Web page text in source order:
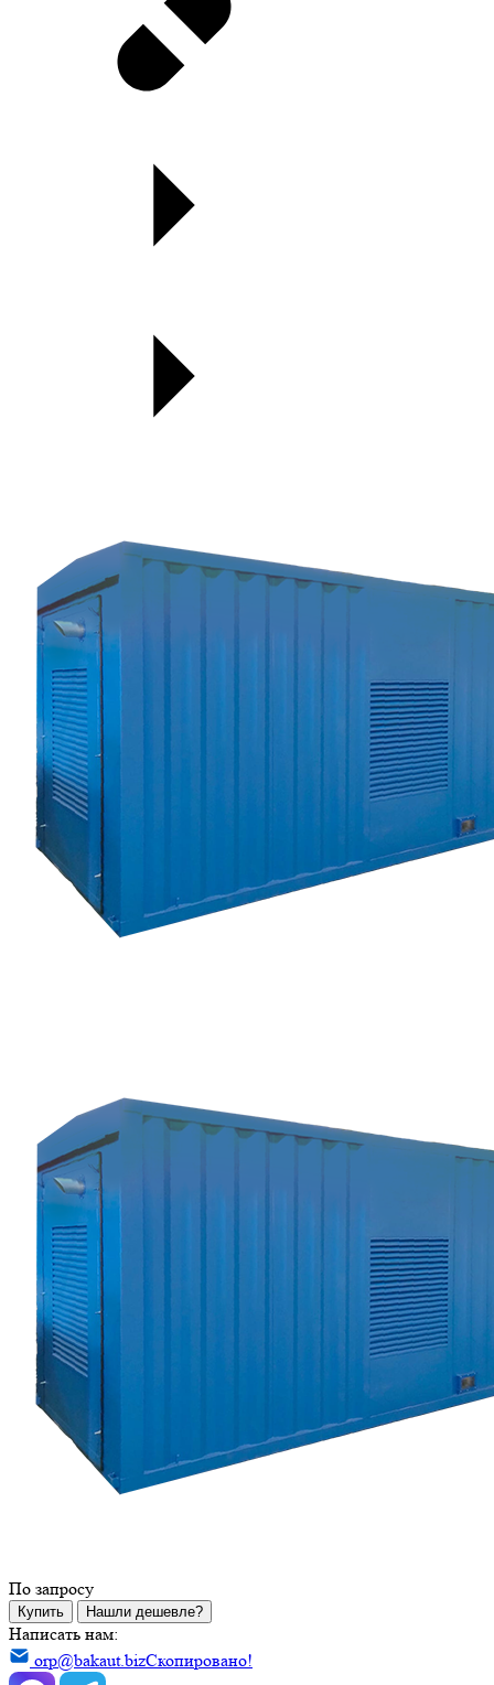
По запросу
Купить Нашли дешевле?
Написать нам:
orp@bakaut.bizСкопировано!